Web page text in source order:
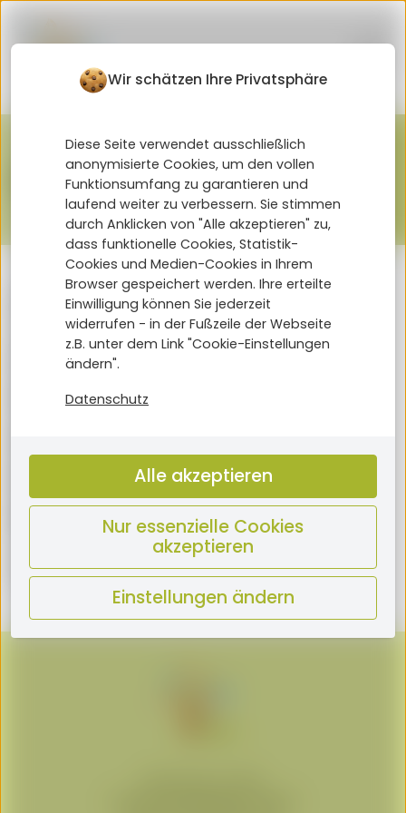
Läuteordnung
Läuteordnung – Unterrichtszeiten
1. Stunde 07:45 – 08:35
2. Stunde 08:40 – 09:30
Große Pause - 25 Minuten
Kleine Pause - 5 Minuten
5. Stunde 11:40 - 12:30
Kleine Pause - 5 Minuten
6. Stunde 12:35 - 13:25
Mittagspause - 20 Minuten
7. Stunde 13:40 - 14:30
9. Stunde 15:20 – 16:15
Wir schätzen Ihre Privatsphäre
Diese Seite verwendet ausschließlich
anonymisierte Cookies, um den vollen
Funktionsumfang zu garantieren und
laufend weiter zu verbessern. Sie stimmen
durch Anklicken von "Alle akzeptieren" zu,
dass funktionelle Cookies, Statistik-
Cookies und Medien-Cookies in Ihrem
Browser gespeichert werden. Ihre erteilte
Einwilligung können Sie jederzeit
widerrufen - in der Fußzeile der Webseite
z.B. unter dem Link "Cookie-Einstellungen
ändern".
Datenschutz
Alle akzeptieren
Nur essenzielle Cookies
akzeptieren
Einstellungen ändern